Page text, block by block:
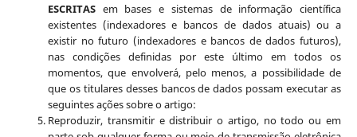
ESCRITAS em bases e sistemas de informação científica
existentes (indexadores e bancos de dados atuais) ou a
existir no futuro (indexadores e bancos de dados futuros),
nas condições definidas por este último em todos os
momentos, que envolverá, pelo menos, a possibilidade de
que os titulares desses bancos de dados possam executar as
seguintes ações sobre o artigo:
Reproduzir, transmitir e distribuir o artigo, no todo ou em